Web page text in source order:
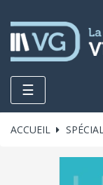
Toggle
navigation
☰
ACCUEIL